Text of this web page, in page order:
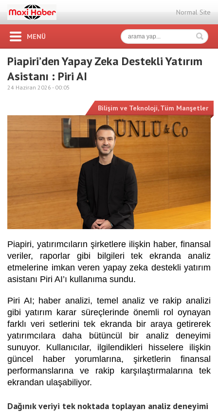
Normal Site
MENÜ
Piapiri’den Yapay Zeka Destekli Yatırım
Asistanı : Piri AI
24 Haziran 2026 - 00:05
Bilişim ve Teknoloji,Tüm Manşetler
Piapiri, yatırımcıların şirketlere ilişkin haber, finansal
veriler, raporlar gibi bilgileri tek ekranda analiz
etmelerine imkan veren yapay zeka destekli yatırım
asistanı Piri AI’ı kullanıma sundu.
Piri AI; haber analizi, temel analiz ve rakip analizi
gibi yatırım karar süreçlerinde önemli rol oynayan
farklı veri setlerini tek ekranda bir araya getirerek
yatırımcılara daha bütüncül bir analiz deneyimi
sunuyor. Kullanıcılar, ilgilendikleri hisselere ilişkin
güncel haber yorumlarına, şirketlerin finansal
performanslarına ve rakip karşılaştırmalarına tek
ekrandan ulaşabiliyor.
Dağınık veriyi tek noktada toplayan analiz deneyimi